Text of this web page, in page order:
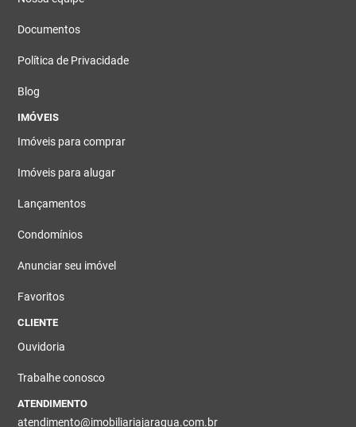
Documentos
Política de Privacidade
Blog
IMÓVEIS
Imóveis para comprar
Imóveis para alugar
Lançamentos
Condomínios
Anunciar seu imóvel
Favoritos
CLIENTE
Ouvidoria
Trabalhe conosco
ATENDIMENTO
atendimento@imobiliariajaragua.com.br